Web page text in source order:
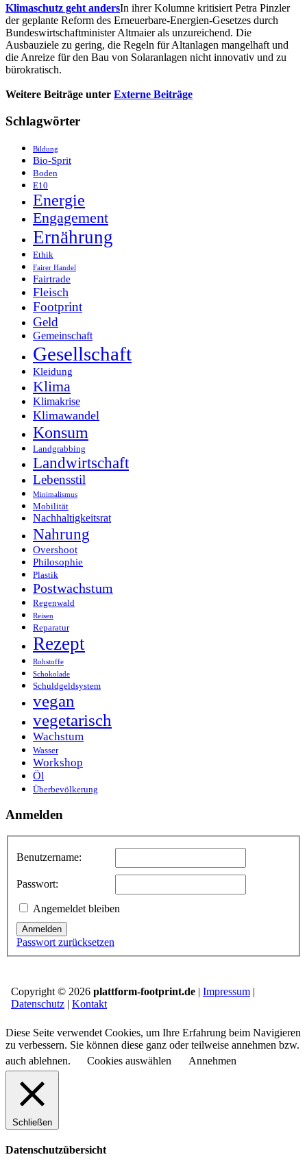
Klimaschutz geht andersIn ihrer Kolumne kritisiert Petra Pinzler
der geplante Reform des Erneuerbare-Energien-Gesetzes durch
Bundeswirtschaftminister Altmaier als unzureichend. Die
Ausbauziele zu gering, die Regeln für Altanlagen mangelhaft und
die Anreize für den Bau von Solaranlagen nicht innovativ und zu
bürokratisch.
Weitere Beiträge unter Externe Beiträge
Schlagwörter
Bildung
Bio-Sprit
Boden
E10
Energie
Engagement
Ernährung
Ethik
Fairer Handel
Fairtrade
Fleisch
Footprint
Geld
Gemeinschaft
Gesellschaft
Kleidung
Klima
Klimakrise
Klimawandel
Konsum
Landgrabbing
Landwirtschaft
Lebensstil
Minimalismus
Mobilität
Nachhaltigkeitsrat
Nahrung
Overshoot
Philosophie
Plastik
Postwachstum
Regenwald
Reisen
Reparatur
Rezept
Rohstoffe
Schokolade
Schuldgeldsystem
vegan
vegetarisch
Wachstum
Wasser
Workshop
Öl
Überbevölkerung
Anmelden
Benutzername:
Passwort:
Angemeldet bleiben
Anmelden
Passwort zurücksetzen
Copyright © 2026 plattform-footprint.de | Impressum |
Datenschutz | Kontakt
Diese Seite verwendet Cookies, um Ihre Erfahrung beim Navigieren
zu verbessern. Sie können diese ganz oder teilweise annehmen bzw.
auch ablehnen.
Cookies auswählen Annehmen
Schließen
Datenschutzübersicht